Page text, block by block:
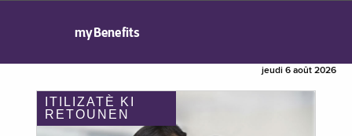
myBenefits
jeudi 6 août 2026
ITILIZATÈ KI
RETOUNEN